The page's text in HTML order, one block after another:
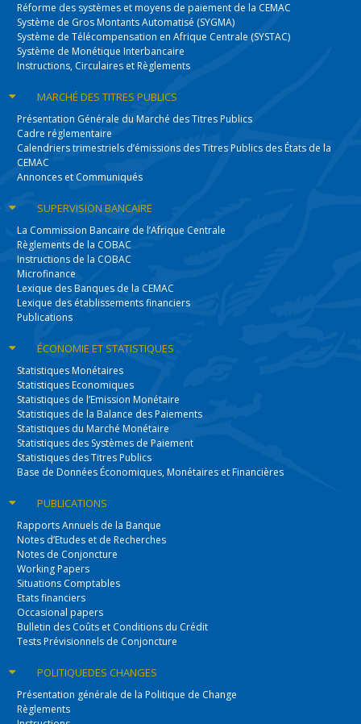
Réforme des systèmes et moyens de paiement de la CEMAC
Système de Gros Montants Automatisé (SYGMA)
Système de Télécompensation en Afrique Centrale (SYSTAC)
Système de Monétique Interbancaire
Instructions, Circulaires et Règlements
MARCHÉ DESTITRES PUBLICS
Présentation Générale du Marché des Titres Publics
Cadre réglementaire
Calendriers trimestriels d’émissions des Titres Publics des États de la
CEMAC
Annonces et Communiqués
SUPERVISIONBANCAIRE
La Commission Bancaire de l’Afrique Centrale
Règlements de la COBAC
Instructions de la COBAC
Microfinance
Lexique des Banques de la CEMAC
Lexique des établissements financiers
Publications
ÉCONOMIEET STATISTIQUES
Statistiques Monétaires
Statistiques Economiques
Statistiques de l’Emission Monétaire
Statistiques de la Balance des Paiements
Statistiques du Marché Monétaire
Statistiques des Systèmes de Paiement
Statistiques des Titres Publics
Base de Données Économiques, Monétaires et Financières
PUBLICATIONS
Rapports Annuels de la Banque
Notes d’Etudes et de Recherches
Notes de Conjoncture
Working Papers
Situations Comptables
Etats financiers
Occasional papers
Bulletin des Coûts et Conditions du Crédit
Tests Prévisionnels de Conjoncture
POLITIQUEDES CHANGES
Présentation générale de la Politique de Change
Règlements